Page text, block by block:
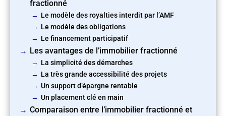
fractionné
Le modèle des royalties interdit par l’AMF
Le modèle des obligations
Le financement participatif
Les avantages de l’immobilier fractionné
La simplicité des démarches
La très grande accessibilité des projets
Un support d’épargne rentable
Un placement clé en main
Comparaison entre l’immobilier fractionné et